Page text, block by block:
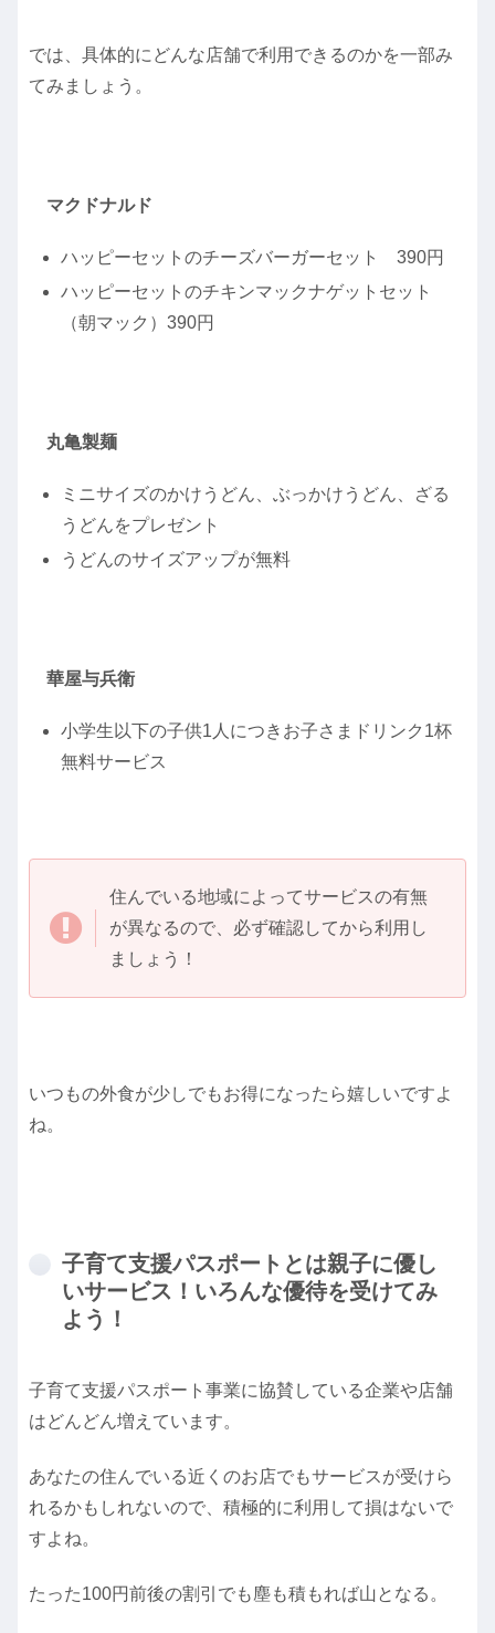
では、具体的にどんな店舗で利用できるのかを一部み
てみましょう。
マクドナルド
ハッピーセットのチーズバーガーセット 390円
ハッピーセットのチキンマックナゲットセット
（朝マック）390円
丸亀製麺
ミニサイズのかけうどん、ぶっかけうどん、ざる
うどんをプレゼント
うどんのサイズアップが無料
華屋与兵衛
小学生以下の子供1人につきお子さまドリンク1杯
無料サービス
住んでいる地域によってサービスの有無
が異なるので、必ず確認してから利用し
ましょう！
いつもの外食が少しでもお得になったら嬉しいですよ
ね。
子育て支援パスポートとは親子に優し
いサービス！いろんな優待を受けてみ
よう！
子育て支援パスポート事業に協賛している企業や店舗
はどんどん増えています。
あなたの住んでいる近くのお店でもサービスが受けら
れるかもしれないので、積極的に利用して損はないで
すよね。
たった100円前後の割引でも塵も積もれば山となる。